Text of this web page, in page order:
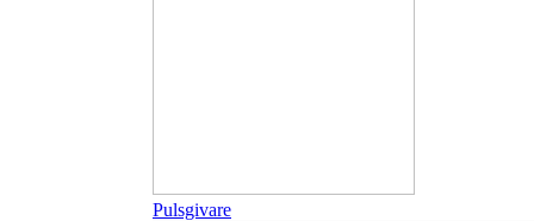
Pulsgivare